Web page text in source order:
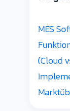
MES
(Cloud